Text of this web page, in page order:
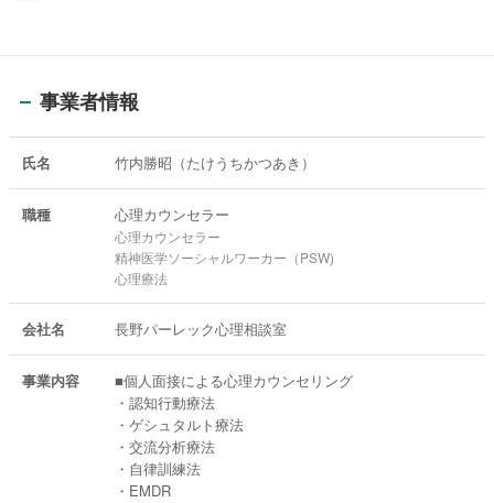
事業者情報
氏名 竹内勝昭（たけうちかつあき）
職種 心理カウンセラー
心理カウンセラー
精神医学ソーシャルワーカー（PSW)
心理療法
会社名 長野パーレック心理相談室
事業内容
■個人面接による心理カウンセリング
・認知行動療法
・ゲシュタルト療法
・交流分析療法
・自律訓練法
・EMDR